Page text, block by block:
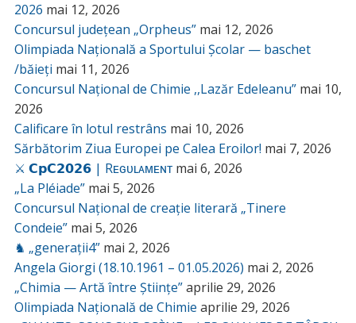
2026 mai 12, 2026
Concursul județean „Orpheus” mai 12, 2026
Olimpiada Națională a Sportului Școlar — baschet
/băieți mai 11, 2026
Concursul Național de Chimie ,,Lazăr Edeleanu” mai 10,
2026
Calificare în lotul restrâns mai 10, 2026
Sărbătorim Ziua Europei pe Calea Eroilor! mai 7, 2026
⚔️ 𝗖𝗽𝗖𝟮𝟬𝟮𝟲 | Rᴇɢᴜʟᴀᴍᴇɴᴛ mai 6, 2026
„La Pléiade” mai 5, 2026
Concursul Național de creație literară „Tinere
Condeie” mai 5, 2026
♞ „generații4” mai 2, 2026
Angela Giorgi (18.10.1961 – 01.05.2026) mai 2, 2026
„Chimia — Artă între Științe”aprilie 29, 2026
Olimpiada Națională de Chimie aprilie 29, 2026